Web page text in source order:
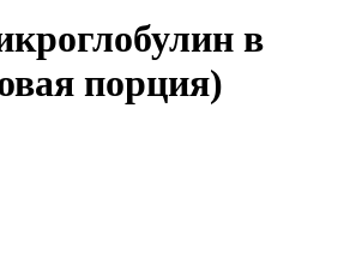
в
порция)